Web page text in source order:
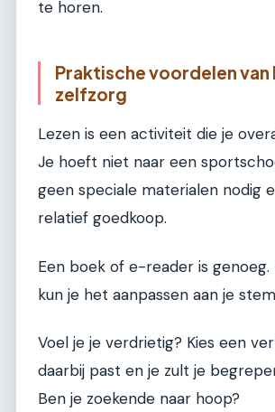
te horen.
Praktische voordelen van
zelfzorg
Lezen is een activiteit die je
Je hoeft niet naar een
geen speciale materialen nodig
relatief goedkoop.
Een boek of e-reader is genoeg.
kun je het aanpassen aan je
Voel je je verdrietig? Kies een
daarbij past en je zult je
Ben je zoekende naar hoop?